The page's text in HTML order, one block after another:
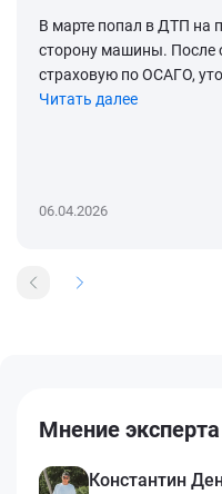
В марте попал в ДТП на
сторону машины. После
страховую по ОСАГО,
Читать далее
06.04.2026
Мнение эксперта
Константин